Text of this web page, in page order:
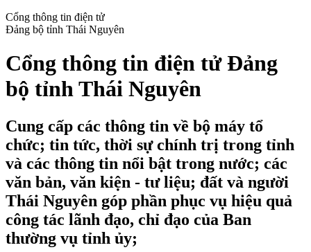
Cổng thông tin điện tử
Đảng bộ tỉnh Thái Nguyên
Cổng thông tin điện tử Đảng
bộ tỉnh Thái Nguyên
Cung cấp các thông tin về bộ máy tổ
chức; tin tức, thời sự chính trị trong tỉnh
và các thông tin nổi bật trong nước; các
văn bản, văn kiện - tư liệu; đất và người
Thái Nguyên góp phần phục vụ hiệu quả
công tác lãnh đạo, chỉ đạo của Ban
thường vụ tỉnh ủy;